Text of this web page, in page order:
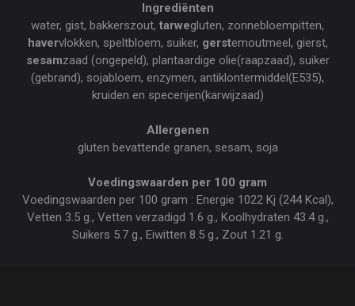
Ingrediënten
water, gist, bakkerszout, tarwegluten, zonnebloempitten,
havervlokken, speltbloem, suiker, gerstemoutmeel, gierst,
sesamzaad (ongepeld), plantaardige olie(raapzaad), suiker
(gebrand), sojabloem, enzymen, antiklontermiddel(E535),
kruiden en specerijen(karwijzaad)
Allergenen
gluten bevattende granen, sesam, soja
Voedingswaarden per 100 gram
Voedingswaarden per 100 gram : Energie 1022 Kj (244 Kcal),
Vetten 3.5 g., Vetten verzadigd 1.6 g., Koolhydraten 43.4 g.,
Suikers 5.7 g., Eiwitten 8.5 g., Zout 1.21 g.